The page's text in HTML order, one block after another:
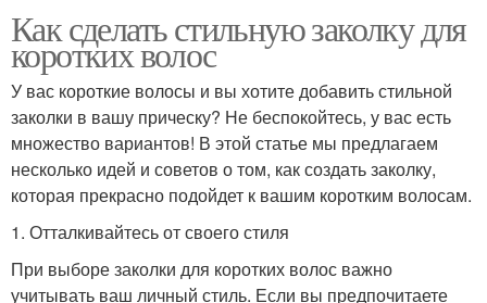
Как сделать стильную заколку для
коротких волос
У вас короткие волосы и вы хотите добавить стильной
заколки в вашу прическу? Не беспокойтесь, у вас есть
множество вариантов! В этой статье мы предлагаем
несколько идей и советов о том, как создать заколку,
которая прекрасно подойдет к вашим коротким волосам.
1. Отталкивайтесь от своего стиля
При выборе заколки для коротких волос важно
учитывать ваш личный стиль. Если вы предпочитаете